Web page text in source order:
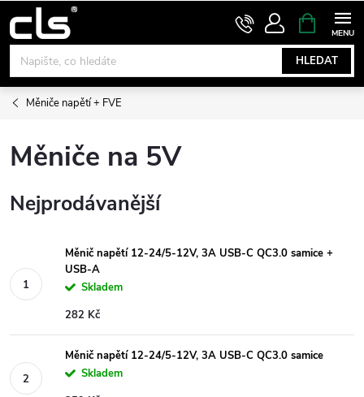
na
obsah
HLEDAT
NÁKUPNÍ
KOŠÍK
Měniče napětí + FVE
Měniče na 5V
Nejprodávanější
Měnič napětí 12-24/5-12V, 3A USB-C QC3.0 samice +
USB-A
Skladem
282 Kč
Měnič napětí 12-24/5-12V, 3A USB-C QC3.0 samice
Skladem